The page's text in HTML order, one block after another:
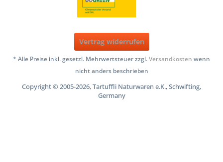
Vertrag widerrufen
* Alle Preise inkl. gesetzl. Mehrwertsteuer zzgl.Versandkosten wenn
nicht anders beschrieben
Copyright © 2005-2026, Tartuffli Naturwaren e.K., Schwifting,
Germany